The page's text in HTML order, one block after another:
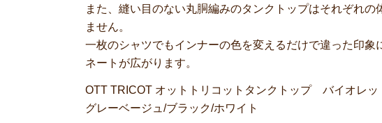
また、縫い目のない丸胴編みのタンクトップはそれぞれ
ません。
一枚のシャツでもインナーの色を変えるだけで違った印
ネートが広がります。
OTT TRICOT オットトリコットタンクトップ バイオレッ
グレーベージュ/ブラック/ホワイト